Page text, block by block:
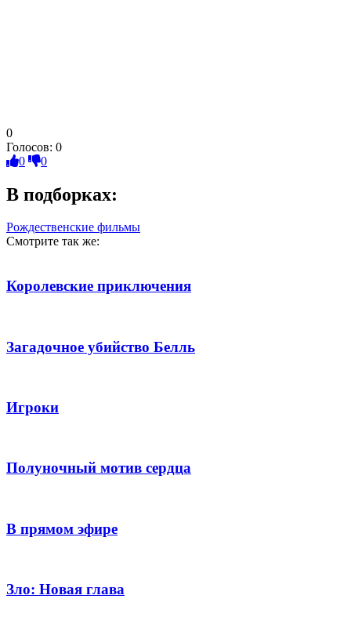
0
Голосов: 0
0
0
В подборках:
Рождественские фильмы
Смотрите так же:
Королевские приключения
Загадочное убийство Белль
Игроки
Полуночный мотив сердца
В прямом эфире
Зло: Новая глава